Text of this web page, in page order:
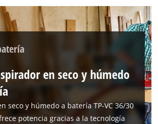
¡Necesitamos su consentimiento para
cargar el servicio Google Maps!
to trackers that are not disclosed to the
the site with their CMP to add this content
to the list of technologies used.
Usercentrics Consent
Management Platform
en seco y húmedo
seco y húmedo a batería TP-VC 36/30
potencia gracias a la tecnología